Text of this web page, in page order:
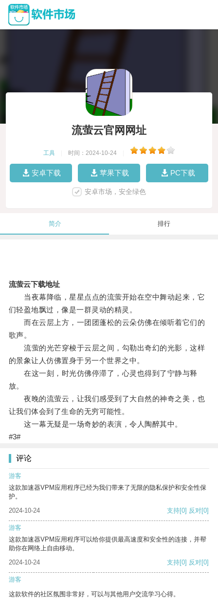
流萤云官网网址
工具 时间：2024-10-24
安卓下载 苹果下载 PC下载
安卓市场，安全绿色
简介 排行
流萤云下载地址
当夜幕降临，星星点点的流萤开始在空中舞动起来，它
们轻盈地飘过，像是一群灵动的精灵。
而在云层上方，一团团蓬松的云朵仿佛在倾听着它们的
歌声。
流萤的光芒穿梭于云层之间，勾勒出奇幻的光影，这样
的景象让人仿佛置身于另一个世界之中。
在这一刻，时光仿佛停滞了，心灵也得到了宁静与释
放。
夜晚的流萤云，让我们感受到了大自然的神奇之美，也
让我们体会到了生命的无穷可能性。
这一幕无疑是一场奇妙的表演，令人陶醉其中。
#3#
评论
游客
这款加速器VPM应用程序已经为我们带来了无限的隐私保护和安全性保
护。
2024-10-24
支持[0] 反对[0]
游客
这款加速器VPM应用程序可以给你提供最高速度和安全性的连接，并帮
助你在网络上自由移动。
2024-10-24
支持[0] 反对[0]
游客
这款软件的社区氛围非常好，可以与其他用户交流学习心得。